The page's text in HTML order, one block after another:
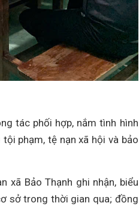
tác phối hợp, nắm tình hình
phạm, tệ nạn xã hội và bảo
xã Bảo Thạnh ghi nhận, biểu
sở trong thời gian qua; đồng